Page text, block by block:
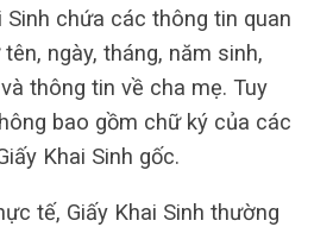
Sinh chứa các thông tin quan
ngày, tháng, năm sinh,
thông tin về cha mẹ. Tuy
bao gồm chữ ký của các
Khai Sinh gốc.
tế, Giấy Khai Sinh thường